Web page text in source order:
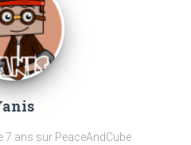
7 ans sur PeaceAndCube